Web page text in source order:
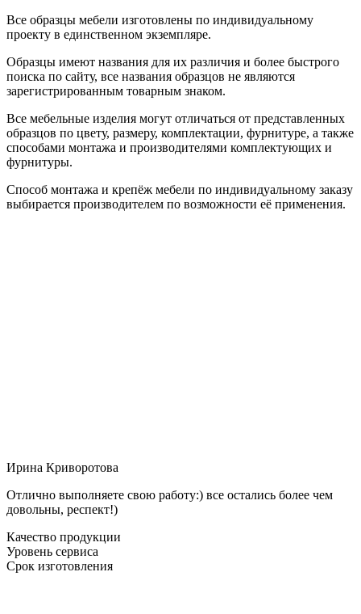
Все образцы мебели изготовлены по индивидуальному
проекту в единственном экземпляре.
Образцы имеют названия для их различия и более быстрого
поиска по сайту, все названия образцов не являются
зарегистрированным товарным знаком.
Все мебельные изделия могут отличаться от представленных
образцов по цвету, размеру, комплектации, фурнитуре, а также
способами монтажа и производителями комплектующих и
фурнитуры.
Способ монтажа и крепёж мебели по индивидуальному заказу
выбирается производителем по возможности её применения.
Ирина Криворотова
Отлично выполняете свою работу:) все остались более чем
довольны, респект!)
Качество продукции
Уровень сервиса
Срок изготовления